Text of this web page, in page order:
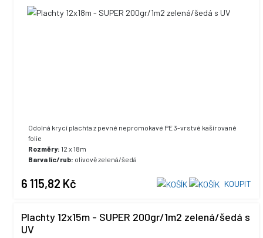
Odolná krycí plachta z pevné nepromokavé PE 3-vrstvé kašírované
folie
Rozměry: 12 x 18m
Barva líc/rub: olivově zelená/šedá
6 115,82 Kč KOUPIT
Plachty 12x15m - SUPER 200gr/1m2 zelená/šedá s
UV